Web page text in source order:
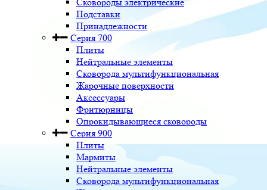
Подставки
Принадлежности
Серия 700
Плиты
Нейтральные элементы
Сковорода мультифункциональная
Жарочные поверхности
Аксессуары
Фритюрницы
Опрокидывающиеся сковороды
Серия 900
Плиты
Мармиты
Нейтральные элементы
Сковорода мультифункциональная